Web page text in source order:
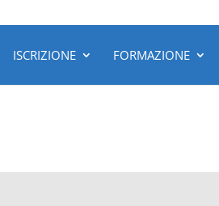
ISCRIZIONE FORMAZIONE